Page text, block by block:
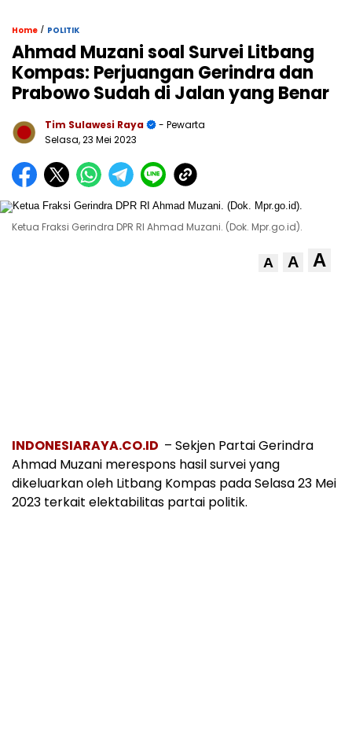
Home / POLITIK
Ahmad Muzani soal Survei Litbang
Kompas: Perjuangan Gerindra dan
Prabowo Sudah di Jalan yang Benar
Tim Sulawesi Raya
- Pewarta
Selasa, 23 Mei 2023
Ketua Fraksi Gerindra DPR RI Ahmad Muzani. (Dok. Mpr.go.id).
A A A
INDONESIARAYA.CO.ID – Sekjen Partai Gerindra
Ahmad Muzani merespons hasil survei yang
dikeluarkan oleh Litbang Kompas pada Selasa 23 Mei
2023 terkait elektabilitas partai politik.